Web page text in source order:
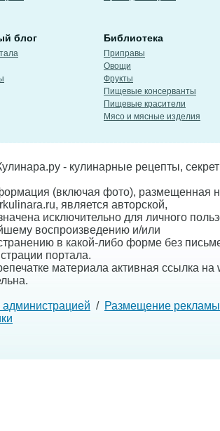
блог Библиотека
Приправы
Овощи
Фрукты
Пищевые консерванты
Пищевые красители
Мясо и мясные изделия
- кулинарные рецепты,
(включая фото), размещенная
является авторской,
исключительно для личного
воспроизведению и/или
в какой-либо форме без
портала.
материала активная ссылка на
администрацией / Размещение рекламы